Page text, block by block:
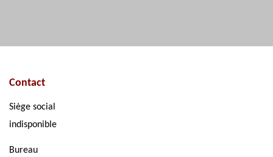
Contact
Siège social
indisponible
Bureau